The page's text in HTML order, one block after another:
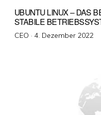
UBUNTU LINUX – DAS
STABILE
CEO · Veröffentlicht
4. Dezember 2022